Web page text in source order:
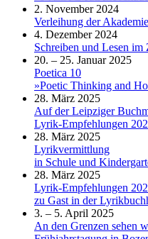
2. November 2024
Verleihung der
4. Dezember 2024
Schreiben und Lesen
20. – 25. Januar 2025
Poetica 10
»Poetic Thinking and
28. März 2025
Auf der Leipziger
Lyrik-Empfehlungen
28. März 2025
Lyrikvermittlung
in Schule und
28. März 2025
Lyrik-Empfehlungen
zu Gast in der
3. – 5. April 2025
An den Grenzen sehen